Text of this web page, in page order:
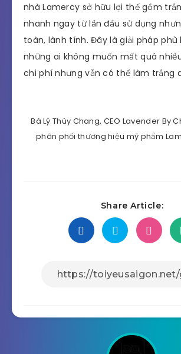
nhà Lamercy sở hữu lợi thế gồm
nhanh ngay từ lần đầu sử dụng
toàn, lành tính. Đây là giải pháp phù
những ai không muốn mất quá
chi phí nhưng vẫn có thể làm trắng
Bà Lý Thùy Chang, CEO Lavender By
phân phối thương hiệu mỹ phẩm
Share Article: